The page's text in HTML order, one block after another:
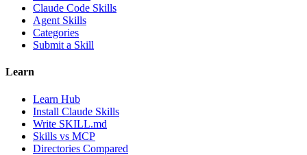
Claude Code Skills
Agent Skills
Categories
Submit a Skill
Learn
Learn Hub
Install Claude Skills
Write SKILL.md
Skills vs MCP
Directories Compared